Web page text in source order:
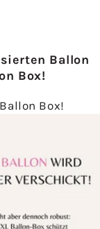
Ballon
Box!
Box!